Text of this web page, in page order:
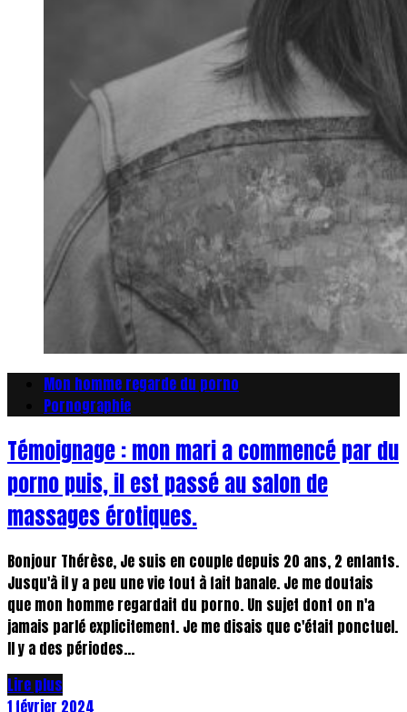
Mon homme regarde du porno
Pornographie
Témoignage : mon mari a commencé par du
porno puis, il est passé au salon de
massages érotiques.
Bonjour Thérèse, Je suis en couple depuis 20 ans, 2 enfants.
Jusqu'à il y a peu une vie tout à fait banale. Je me doutais
que mon homme regardait du porno. Un sujet dont on n'a
jamais parlé explicitement. Je me disais que c'était ponctuel.
Il y a des périodes...
Lire plus
1 février 2024